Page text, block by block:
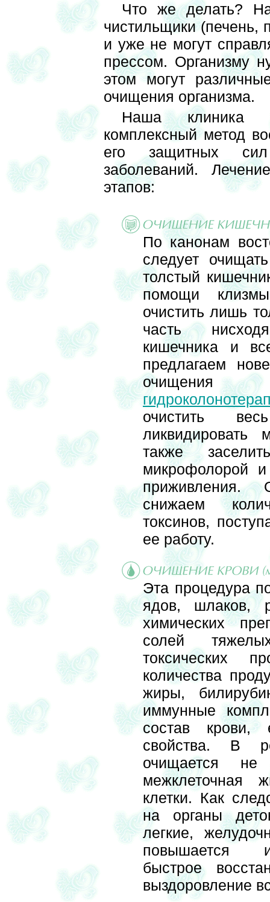
Что же делать?
чистильщики (печень,
и уже не могут
прессом. Организму
этом могут
очищения организма.
Наша клиника
комплексный метод
его защитных
заболеваний.
этапов:
По канонам
следует
толстый
помощи
очистить лишь
часть
кишечника и
предлагаем
очистить
ликвидировать
также
микрофолорой
приживления.
снижаем
токсинов,
ее работу.
Эта процедура
ядов, шлаков,
химических
солей
токсических
количества
жиры,
иммунные
состав крови,
свойства. В
очищается
межклеточная
клетки. Как
на органы
легкие,
повышается
быстрое
выздоровление